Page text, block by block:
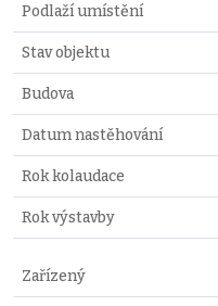
Podlaží umístění
Stav objektu
Budova
Datum nastěhování
Rok kolaudace
Rok výstavby
Zařízený